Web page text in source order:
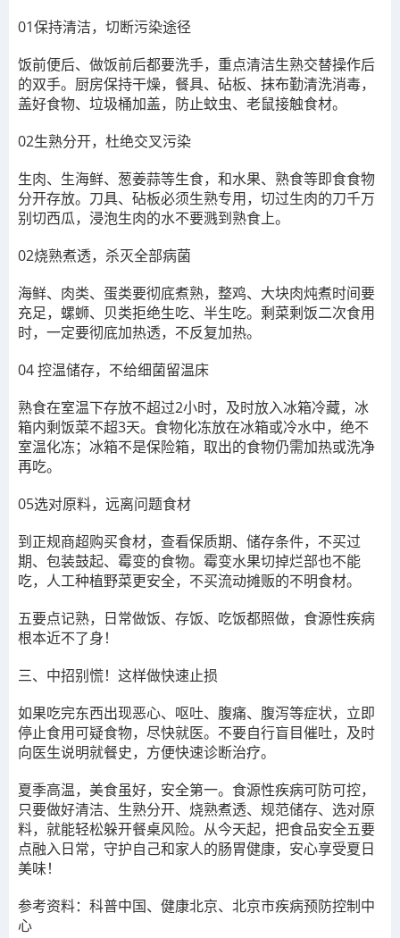
01保持清洁，切断污染途径
饭前便后、做饭前后都要洗手，重点清洁生熟交替操作后
的双手。厨房保持干燥，餐具、砧板、抹布勤清洗消毒，
盖好食物、垃圾桶加盖，防止蚊虫、老鼠接触食材。
02生熟分开，杜绝交叉污染
生肉、生海鲜、葱姜蒜等生食，和水果、熟食等即食食物
分开存放。刀具、砧板必须生熟专用，切过生肉的刀千万
别切西瓜，浸泡生肉的水不要溅到熟食上。
02烧熟煮透，杀灭全部病菌
海鲜、肉类、蛋类要彻底煮熟，整鸡、大块肉炖煮时间要
充足，螺蛳、贝类拒绝生吃、半生吃。剩菜剩饭二次食用
时，一定要彻底加热透，不反复加热。
04 控温储存，不给细菌留温床
熟食在室温下存放不超过2小时，及时放入冰箱冷藏，冰
箱内剩饭菜不超3天。食物化冻放在冰箱或冷水中，绝不
室温化冻；冰箱不是保险箱，取出的食物仍需加热或洗净
再吃。
05选对原料，远离问题食材
到正规商超购买食材，查看保质期、储存条件，不买过
期、包装鼓起、霉变的食物。霉变水果切掉烂部也不能
吃，人工种植野菜更安全，不买流动摊贩的不明食材。
五要点记熟，日常做饭、存饭、吃饭都照做，食源性疾病
根本近不了身！
三、中招别慌！这样做快速止损
如果吃完东西出现恶心、呕吐、腹痛、腹泻等症状，立即
停止食用可疑食物，尽快就医。不要自行盲目催吐，及时
向医生说明就餐史，方便快速诊断治疗。
夏季高温，美食虽好，安全第一。食源性疾病可防可控，
只要做好清洁、生熟分开、烧熟煮透、规范储存、选对原
料，就能轻松躲开餐桌风险。从今天起，把食品安全五要
点融入日常，守护自己和家人的肠胃健康，安心享受夏日
美味！
参考资料：科普中国、健康北京、北京市疾病预防控制中
心